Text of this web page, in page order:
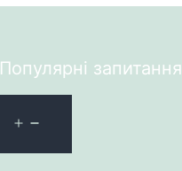
Популярні запитання